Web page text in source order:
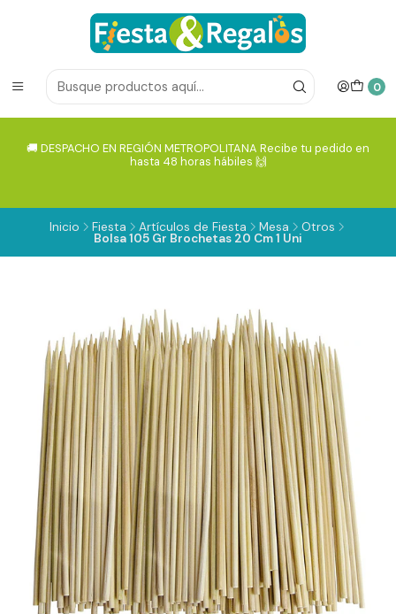
0
🚚 DESPACHO EN REGIÓN METROPOLITANA Recibe tu pedido en
hasta 48 horas hábiles 🙌
Inicio Fiesta Artículos de Fiesta Mesa Otros
Bolsa 105 Gr Brochetas 20 Cm 1 Uni